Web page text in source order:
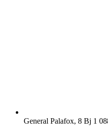
General Palafox, 8 Bj 1